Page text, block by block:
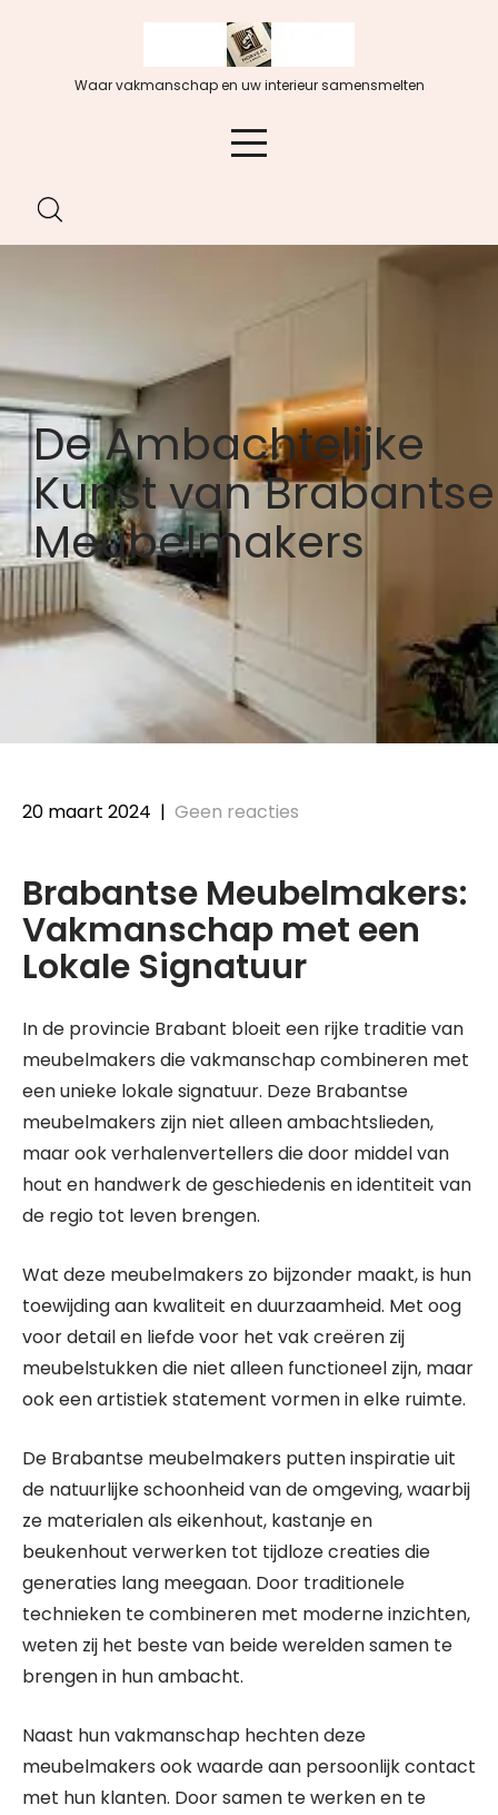
Waar vakmanschap en uw interieur samensmelten
De Ambachtelijke
Kunst van Brabantse
Meubelmakers
20 maart 2024 | Geen reacties
Brabantse Meubelmakers:
Vakmanschap met een
Lokale Signatuur
In de provincie Brabant bloeit een rijke traditie van
meubelmakers die vakmanschap combineren met
een unieke lokale signatuur. Deze Brabantse
meubelmakers zijn niet alleen ambachtslieden,
maar ook verhalenvertellers die door middel van
hout en handwerk de geschiedenis en identiteit van
de regio tot leven brengen.
Wat deze meubelmakers zo bijzonder maakt, is hun
toewijding aan kwaliteit en duurzaamheid. Met oog
voor detail en liefde voor het vak creëren zij
meubelstukken die niet alleen functioneel zijn, maar
ook een artistiek statement vormen in elke ruimte.
De Brabantse meubelmakers putten inspiratie uit
de natuurlijke schoonheid van de omgeving, waarbij
ze materialen als eikenhout, kastanje en
beukenhout verwerken tot tijdloze creaties die
generaties lang meegaan. Door traditionele
technieken te combineren met moderne inzichten,
weten zij het beste van beide werelden samen te
brengen in hun ambacht.
Naast hun vakmanschap hechten deze
meubelmakers ook waarde aan persoonlijk contact
met hun klanten. Door samen te werken en te